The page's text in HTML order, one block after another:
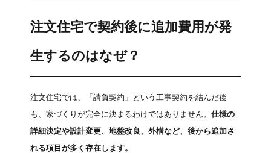
注文住宅で契約後に追加費用が発
生するのはなぜ？
注文住宅では、「請負契約」という工事契約を結んだ後
も、家づくりが完全に決まるわけではありません。 仕様の
詳細決定や設計変更、地盤改良、外構など、後から追加さ
れる項目が多く存在します。